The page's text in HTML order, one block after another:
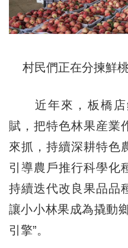
村民們正在分揀鮮
近年來，板橋店
賦，把特色林果産業
來抓，持續深耕特色
引導農戶推行科學化
持續迭代改良果品品
讓小小林果成為撬動
引擎”。